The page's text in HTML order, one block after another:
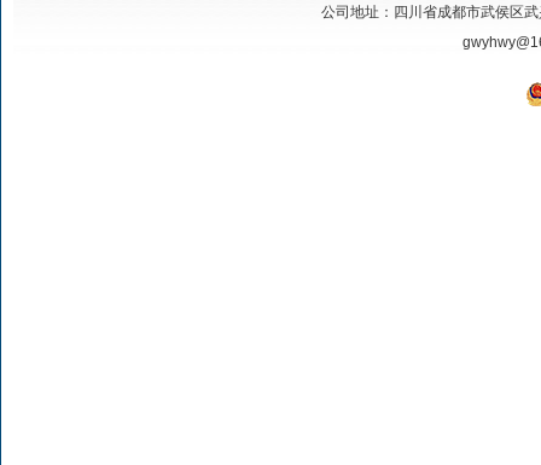
公司地址：四川省成都市武侯区